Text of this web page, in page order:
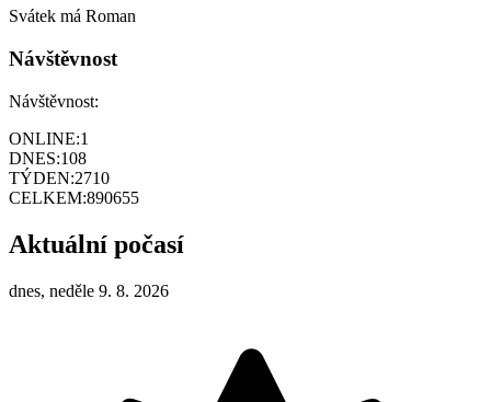
Svátek má Roman
Návštěvnost
Návštěvnost:
ONLINE:1
DNES:108
TÝDEN:2710
CELKEM:890655
Aktuální počasí
dnes, neděle 9. 8. 2026